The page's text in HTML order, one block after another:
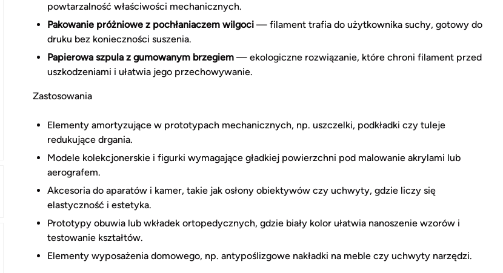
powtarzalność właściwości mechanicznych.
Pakowanie próżniowe z pochłaniaczem wilgoci — filament trafia do użytkownika suchy, gotowy do
druku bez konieczności suszenia.
Papierowa szpula z gumowanym brzegiem — ekologiczne rozwiązanie, które chroni filament przed
uszkodzeniami i ułatwia jego przechowywanie.
Zastosowania
Elementy amortyzujące w prototypach mechanicznych, np. uszczelki, podkładki czy tuleje
redukujące drgania.
Modele kolekcjonerskie i figurki wymagające gładkiej powierzchni pod malowanie akrylami lub
aerografem.
Akcesoria do aparatów i kamer, takie jak osłony obiektywów czy uchwyty, gdzie liczy się
elastyczność i estetyka.
Prototypy obuwia lub wkładek ortopedycznych, gdzie biały kolor ułatwia nanoszenie wzorów i
testowanie kształtów.
Elementy wyposażenia domowego, np. antypoślizgowe nakładki na meble czy uchwyty narzędzi.